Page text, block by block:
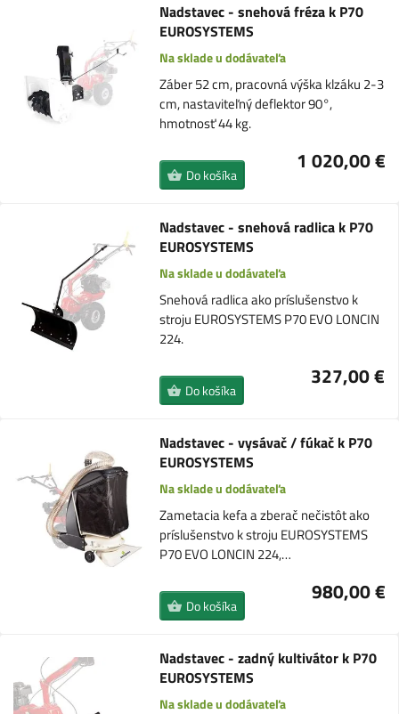
Nadstavec - snehová fréza k P70
EUROSYSTEMS
Na sklade u dodávateľa
Záber 52 cm, pracovná výška klzáku 2-3
cm, nastaviteľný deflektor 90°,
hmotnosť 44 kg.
1 020,00 €
Do košíka
Nadstavec - snehová radlica k P70
EUROSYSTEMS
Na sklade u dodávateľa
Snehová radlica ako príslušenstvo k
stroju EUROSYSTEMS P70 EVO LONCIN
224.
327,00 €
Do košíka
Nadstavec - vysávač / fúkač k P70
EUROSYSTEMS
Na sklade u dodávateľa
Zametacia kefa a zberač nečistôt ako
príslušenstvo k stroju EUROSYSTEMS
P70 EVO LONCIN 224,…
980,00 €
Do košíka
Nadstavec - zadný kultivátor k P70
EUROSYSTEMS
Na sklade u dodávateľa